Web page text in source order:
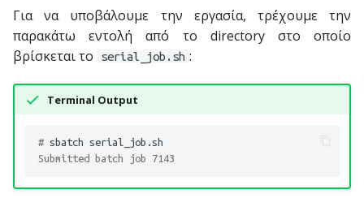
ηΓια να υποβάλουμε την εργασία, τρέχουμε την
παρακάτω εντολή από το directory στο οποίο
βρίσκεται το
serial_job.sh :
Terminal Output
# sbatch
Submitted batch job 7143